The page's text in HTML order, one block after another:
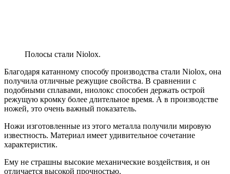
Полосы стали Niolox.
Благодаря катанному способу производства стали Niolox, она
получила отличные режущие свойства. В сравнении с
подобными сплавами, ниолокс способен держать острой
режущую кромку более длительное время. А в производстве
ножей, это очень важный показатель.
Ножи изготовленные из этого металла получили мировую
известность. Материал имеет удивительное сочетание
характеристик.
Ему не страшны высокие механические воздействия, и он
отличается высокой прочностью.